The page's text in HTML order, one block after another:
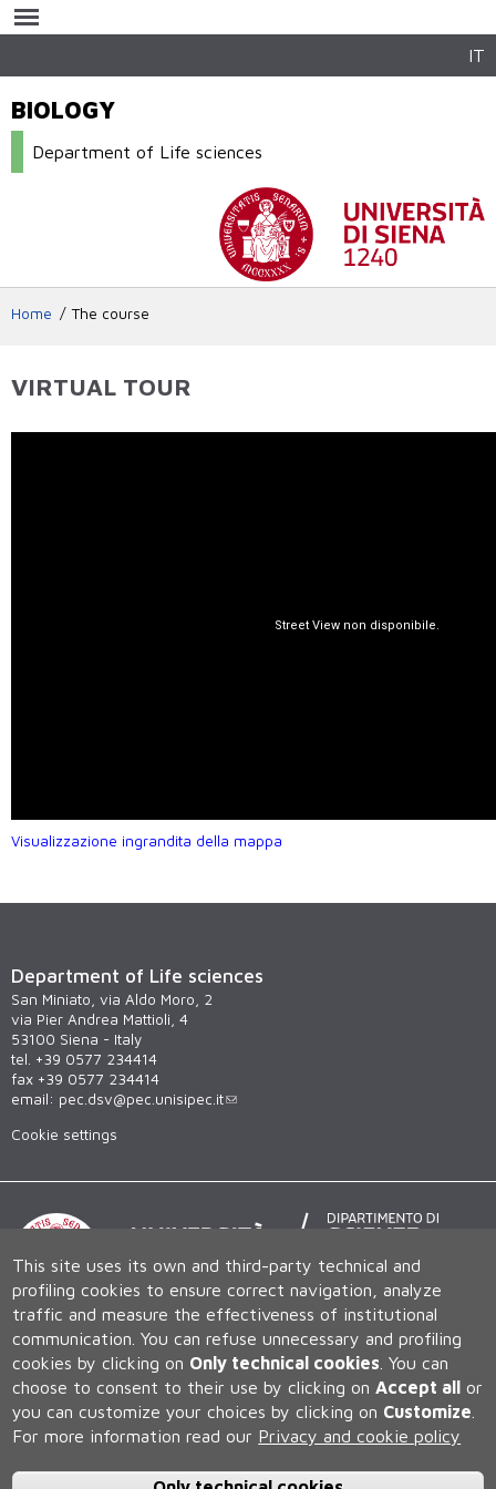
main
IT
BIOLOGY
Department of Life sciences
Home The course
VIRTUAL TOUR
Visualizzazione ingrandita della mappa
Department of Life sciences
San Miniato, via Aldo Moro, 2
via Pier Andrea Mattioli, 4
53100 Siena - Italy
tel. +39 0577 234414
fax +39 0577 234414
email: pec.dsv@pec.unisipec.it
Cookie settings
Università degli Studi di Siena
Rettorato, via Banchi di Sotto 55, 53100 Siena ITALIA
P.IVA 00273530527 | C.F. 80002070524 | Caselle Pec:Posta
Elettronica Certificata
Contatti: urp@unisi.it
- URP - Ufficio Relazioni con il Pubblico Tel.
0577 235555
venerdì dalle ore 10 alle 12 e martedì e giovedì dalle 14 alle 16
This site uses its own and third-party technical and
profiling cookies to ensure correct navigation, analyze
traffic and measure the effectiveness of institutional
communication. You can refuse unnecessary and profiling
cookies by clicking on Only technical cookies You can
choose to consent to their use by clicking onAccept all or
you can customize your choices by clicking on Customize
For more information read our Privacy and cookie policy